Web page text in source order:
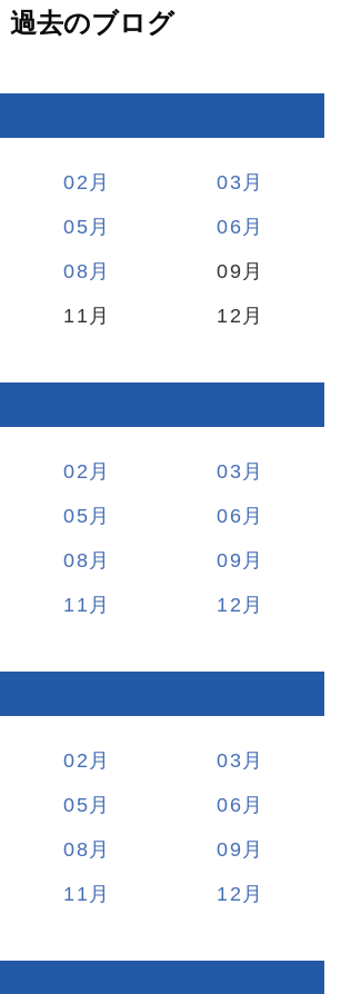
過去のブログ
02
03
05
06
08
09
11 12
02
03
05
06
08
09
11 12
02
03
05
06
08
09
11 12